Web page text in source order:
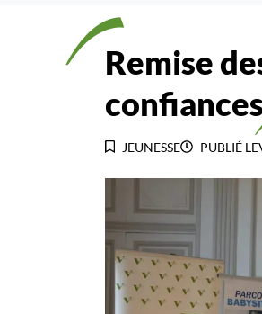
Remise
confiances
JEUNESSE PUBLIÉ LE